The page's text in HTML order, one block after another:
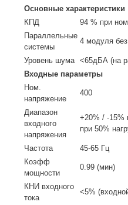
Основные характеристики
КПД
94 % при
Параллельные
системы
4 модуля
Уровень шума <65дБА (на
Входные параметры
Ном.
напряжение
400
Диапазон
входного
напряжения
+20% / -15%
при 50%
Частота
45-65 Гц
Коэфф
мощности
0.99 (мин)
КНИ входного
тока
<5%